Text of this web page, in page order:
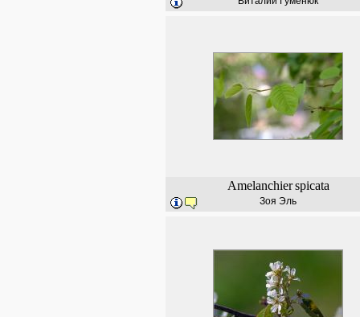
Amelanchier spicata
Зоя Эль